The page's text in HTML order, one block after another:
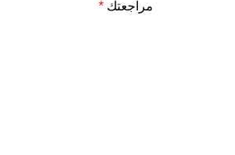
مراجعتك *